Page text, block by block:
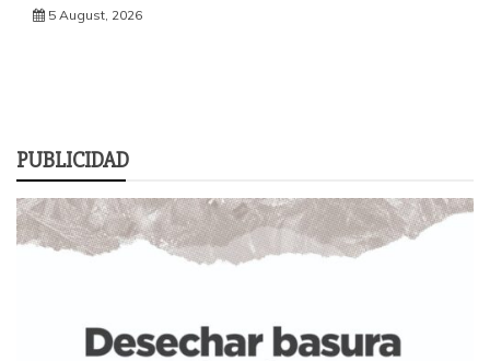
5 August, 2026
PUBLICIDAD